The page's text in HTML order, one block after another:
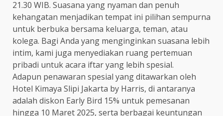
21.30 WIB. Suasana yang nyaman dan penuh
kehangatan menjadikan tempat ini pilihan sempurna
untuk berbuka bersama keluarga, teman, atau
kolega. Bagi Anda yang menginginkan suasana lebih
intim, kami juga menyediakan ruang pertemuan
pribadi untuk acara iftar yang lebih spesial.
Adapun penawaran spesial yang ditawarkan oleh
Hotel Kimaya Slipi Jakarta by Harris, di antaranya
adalah diskon Early Bird 15% untuk pemesanan
hingga 10 Maret 2025, serta berbagai keuntungan